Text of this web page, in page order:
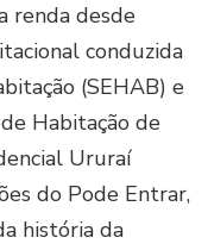
renda desde
conduzida
(SEHAB) e
Habitação de
Ururaí
do Pode Entrar,
história da